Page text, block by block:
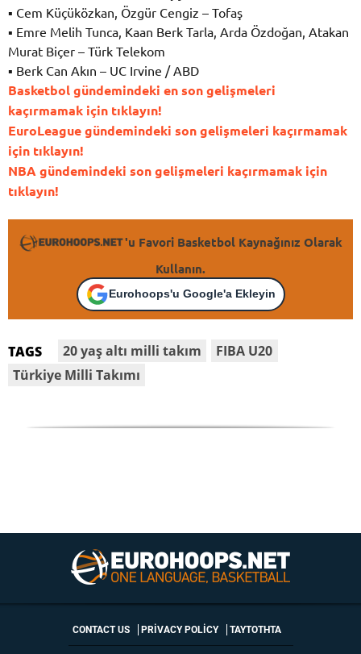
▪ Cem Küçüközkan, Özgür Cengiz – Tofaş
▪ Emre Melih Tunca, Kaan Berk Tarla, Arda Özdoğan, Atakan
Murat Biçer – Türk Telekom
▪ Berk Can Akın – UC Irvine / ABD
Basketbol gündemindeki en son gelişmeleri
kaçırmamak için tıklayın!
EuroLeague gündemindeki son gelişmeleri kaçırmamak
için tıklayın!
NBA gündemindeki son gelişmeleri kaçırmamak için
tıklayın!
'u Favori Basketbol Kaynağınız Olarak
Kullanın.
Eurohoops'u Google'a Ekleyin
TAGS 20 yaş altı milli takım
FIBA U20
Türkiye Milli Takımı
CONTACT US PRIVACY POLICY ΤΑΥΤΟΤΗΤΑ